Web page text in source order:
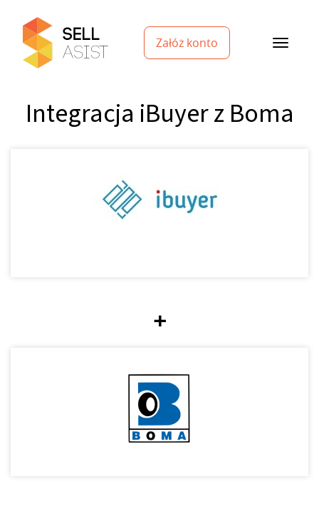
Załóż konto
Integracja iBuyer z Boma
+